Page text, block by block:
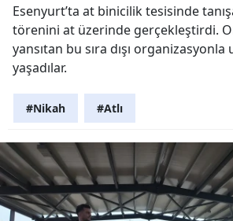
Esenyurt’ta at binicilik tesisinde
törenini at üzerinde gerçekleştirdi.
yansıtan bu sıra dışı
yaşadılar.
#Nikah #Atlı